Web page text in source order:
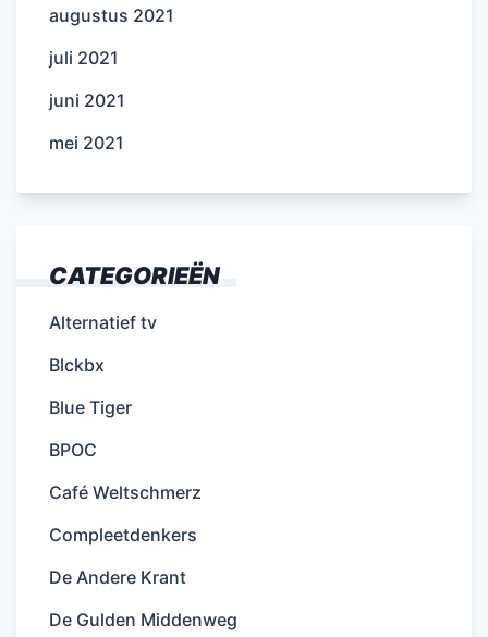
augustus 2021
juli 2021
juni 2021
mei 2021
CATEGORIEËN
Alternatief tv
Blckbx
Blue Tiger
BPOC
Café Weltschmerz
Compleetdenkers
De Andere Krant
De Gulden Middenweg